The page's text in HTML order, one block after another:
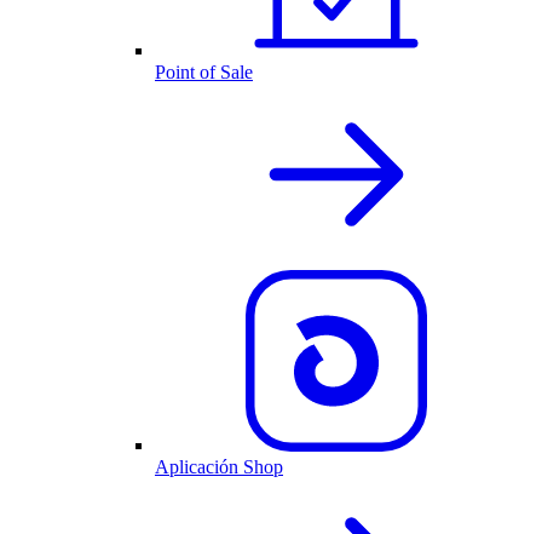
Point of Sale
Aplicación Shop